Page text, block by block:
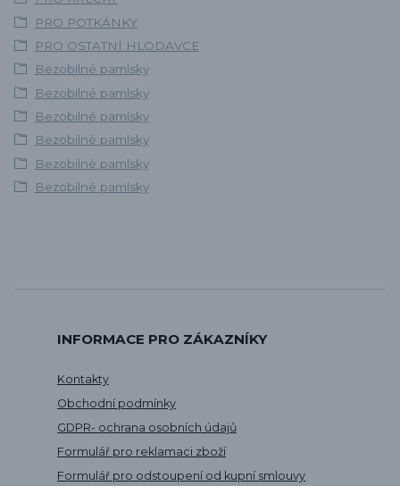
PRO POTKÁNKY
PRO OSTATNÍ HLODAVCE
Bezobilné pamlsky
Bezobilné pamlsky
Bezobilné pamlsky
Bezobilné pamlsky
Bezobilné pamlsky
Bezobilné pamlsky
INFORMACE PRO ZÁKAZNÍKY
Kontakty
Obchodní podmínky
GDPR- ochrana osobních údajů
Formulář pro reklamaci zboží
Formulář pro odstoupení od kupní smlouvy